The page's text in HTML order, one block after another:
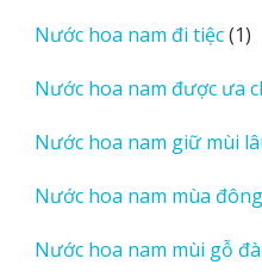
Nước hoa nam đi tiệc 11
Nước hoa nam được ưa
Nước hoa nam giữ mùi
Nước hoa nam mùa
Nước hoa nam mùi gỗ